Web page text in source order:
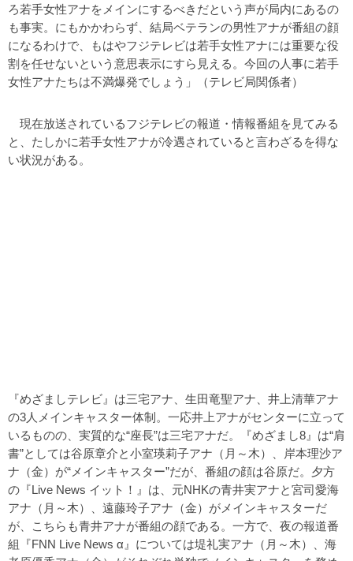
ろ若手女性アナをメインにするべきだという声が局内にあるの
も事実。にもかかわらず、結局ベテランの男性アナが番組の顔
になるわけで、もはやフジテレビは若手女性アナには重要な役
割を任せないという意思表示にすら見える。今回の人事に若手
女性アナたちは不満爆発でしょう」（テレビ局関係者）
現在放送されているフジテレビの報道・情報番組を見てみる
と、たしかに若手女性アナが冷遇されていると言わざるを得な
い状況がある。
『めざましテレビ』は三宅アナ、生田竜聖アナ、井上清華アナ
の3人メインキャスター体制。一応井上アナがセンターに立って
いるものの、実質的な“座長”は三宅アナだ。『めざまし8』は“肩
書”としては谷原章介と小室瑛莉子アナ（月～木）、岸本理沙ア
ナ（金）が“メインキャスター”だが、番組の顔は谷原だ。夕方
の『Live News イット！』は、元NHKの青井実アナと宮司愛海
アナ（月～木）、遠藤玲子アナ（金）がメインキャスターだ
が、こちらも青井アナが番組の顔である。一方で、夜の報道番
組『FNN Live News α』については堤礼実アナ（月～木）、海